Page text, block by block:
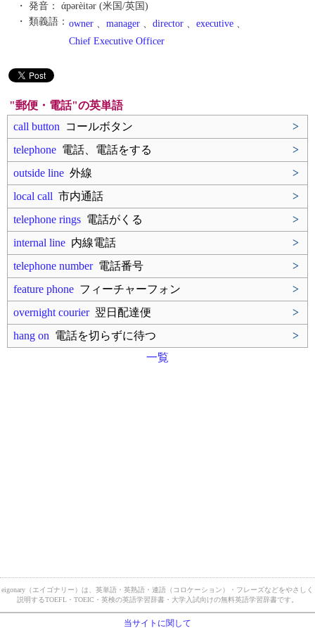
・ 発音：
άpərèitər (米国/英国)
・ 類義語： owner 、 manager 、 director 、 executive 、
Chief Executive Officer
"郵便・電話"の英単語
call button コールボタン
>
telephone 電話、電話をする
>
outside line 外線
>
local call 市内通話
>
telephone rings 電話がくる
>
internal line 内線電話
>
telephone number電話番号
>
feature phone フィーチャーフォン
>
overnight courier翌日配達便
>
hang on 電話を切らずに待つ
>
一覧
eigonary（エイゴナリー）は、英単語・英熟語・連語（コロケーション）・フレーズなどをやさしく
説明するTOEFL・TOEIC・英検の英語学習辞書・大学入試向けの無料英語学習辞書です。
当サイトに関して